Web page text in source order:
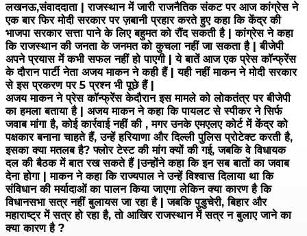
लखनऊ,संवाददाता | राजस्थान में जारी राजनैतिक संकट पर आज कांग्रेस ने
एक बार फिर मोदी सरकार पर ज़बानी प्रहार करते हुए कहा कि केंद्र की
भाजपा सरकार सत्ता पाने के लिए बहुमत को रौंद सकती है | कांग्रेस ने कहा
कि राजस्थान की जनता के जनमत को कुचला नहीं जा सकता है | बीजेपी
अपने प्रयास में कभी सफल नहीं हो पाएगी | ये बातें आज एक प्रेस कॉन्फ्रेंस
के दौरान पार्टी नेता अजय माकन ने कही हैं | यही नहीं माकन ने मोदी सरकार
से इस प्रकरण पर 5 प्रश्न भी पूछे हैं |
अजय माकन ने प्रेस कॉन्फ्रेंस केदौरान इस मामले को लोकतंत्र पर बीजेपी
का हमला बताया है | अजय माकन ने कहा कि पायलट से स्पीकर ने सिर्फ
जवाब मांगा है, कोई कार्रवाई नहीं की , मगर उनके एमएलए कोर्ट में केंद्र को
पक्षकार बनाना चाहते हैं, उन्हें हरियाणा और दिल्ली पुलिस प्रोटेक्ट करती है,
इसका क्या मतलब है? फ्लोर टेस्ट की मांग क्यों की गई, जबकि वे विधायक
दल की बैठक में बात रख सकते हैं |उन्होंने कहा कि इन सब बातों का जवाब
देना होगा | माकन ने कहा कि राज्यपाल ने उन्हें विश्वास दिलाया था कि
संविधान की मर्यादाओं का पालन किया जाएगा लेकिन क्या कारण है कि
विधानसभा सत्र नहीं बुलायस जा रहा है | जबकि पुडुचेरी, बिहार और
महाराष्ट्र में सत्र हो रहा है, तो आखिर राजस्थान में सत्र न बुलाए जाने का
क्या कारण है ?